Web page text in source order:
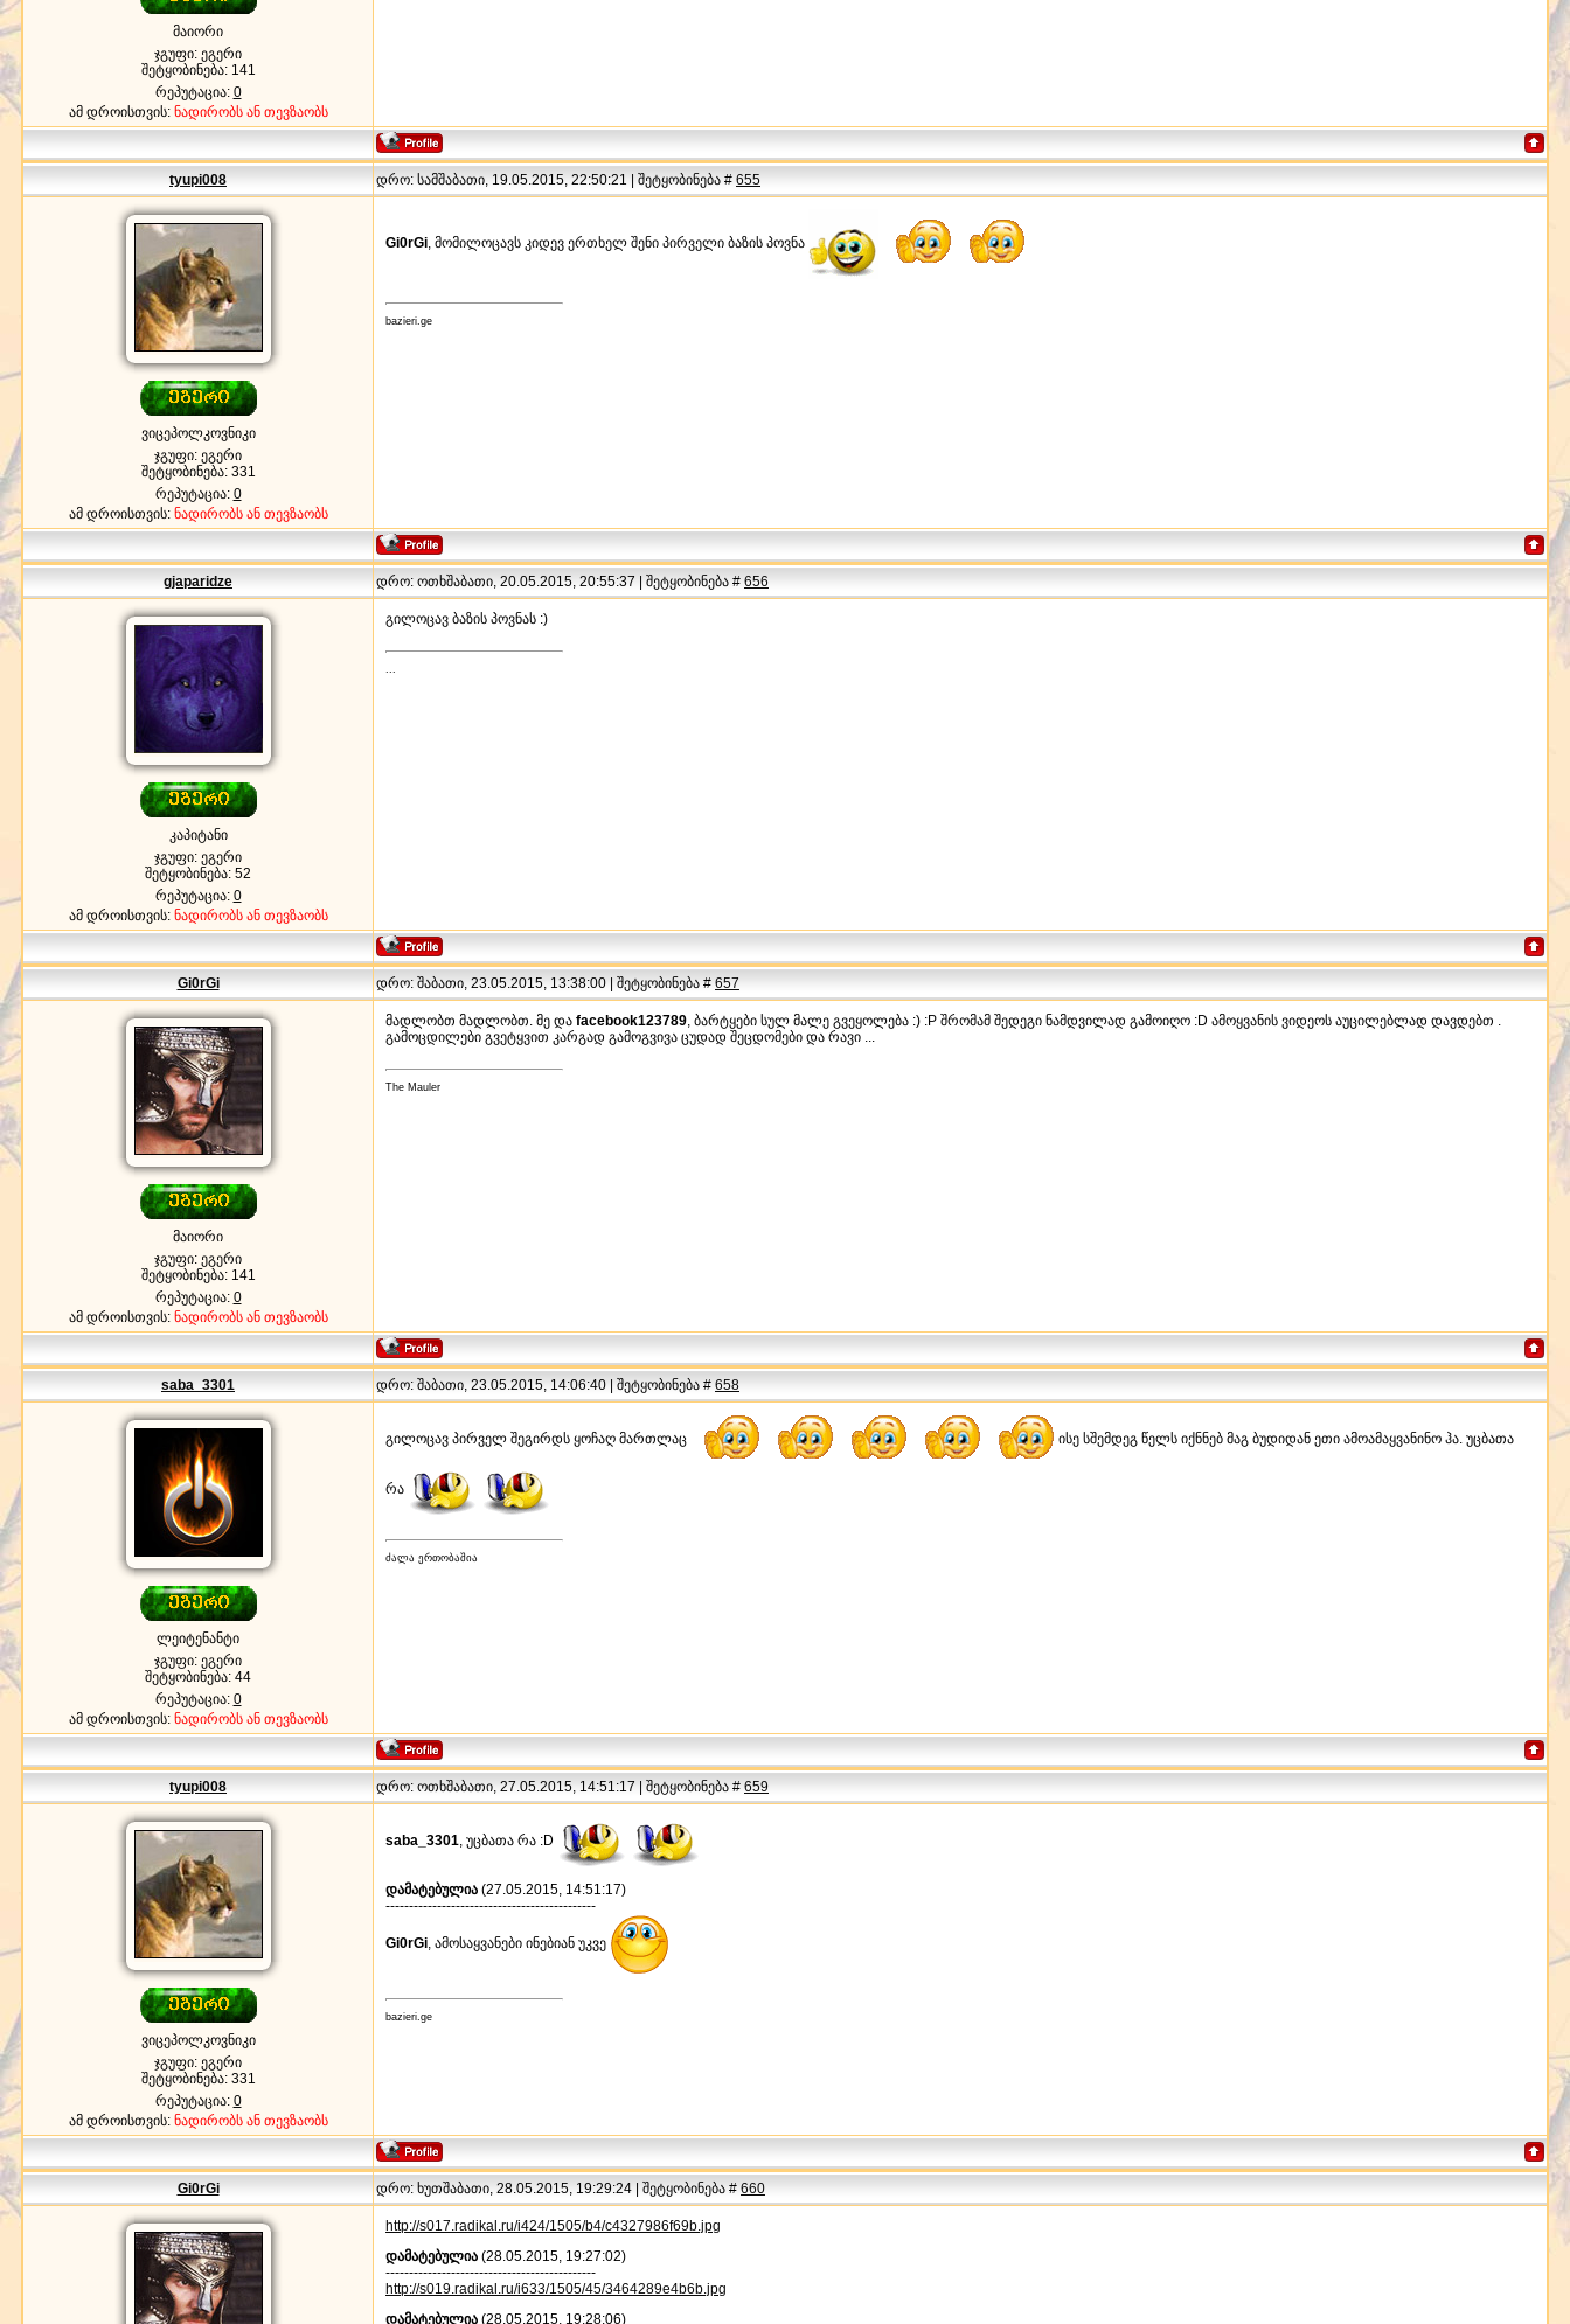
მაიორი
ჯგუფი: ეგერი
შეტყობინება: 141
რეპუტაცია: 0
ამ დროისთვის: ნადირობს ან თევზაობს
tyupi008 დრო: სამშაბათი, 19.05.2015, 22:50:21 | შეტყობინება # 655
ვიცეპოლკოვნიკი
ჯგუფი: ეგერი
შეტყობინება: 331
რეპუტაცია: 0
ამ დროისთვის: ნადირობს ან თევზაობს
Gi0rGi, მომილოცავს კიდევ ერთხელ შენი პირველი ბაზის პოვნა
bazieri.ge
gjaparidze დრო: ოთხშაბათი, 20.05.2015, 20:55:37 | შეტყობინება # 656
კაპიტანი
ჯგუფი: ეგერი
შეტყობინება: 52
რეპუტაცია: 0
ამ დროისთვის: ნადირობს ან თევზაობს
გილოცავ ბაზის პოვნას :)
Gi0rGi დრო: შაბათი, 23.05.2015, 13:38:00 | შეტყობინება # 657
მაიორი
ჯგუფი: ეგერი
შეტყობინება: 141
რეპუტაცია: 0
ამ დროისთვის: ნადირობს ან თევზაობს
მადლობთ მადლობთ. მე და facebook123789, ბარტყები სულ მალე გვეყოლება :) :P შრომამ შედეგი ნამდვილად გამოიღო :D ამოყვანის ვიდეოს აუცილებლად დავდებთ .
გამოცდილები გვეტყვით კარგად გამოგვივა ცუდად შეცდომები და რავი ...
The Mauler
saba_3301 დრო: შაბათი, 23.05.2015, 14:06:40 | შეტყობინება # 658
ლეიტენანტი
ჯგუფი: ეგერი
შეტყობინება: 44
რეპუტაცია: 0
ამ დროისთვის: ნადირობს ან თევზაობს
გილოცავ პირველ შეგირდს ყოჩაღ მართლაც ისე სშემდეგ წელს იქნნებ მაგ ბუდიდან ეთი ამოამაყვანინო ჰა. უცბათა
რა
ძალა ერთობაშია
tyupi008 დრო: ოთხშაბათი, 27.05.2015, 14:51:17 | შეტყობინება # 659
ვიცეპოლკოვნიკი
ჯგუფი: ეგერი
შეტყობინება: 331
რეპუტაცია: 0
ამ დროისთვის: ნადირობს ან თევზაობს
saba_3301, უცბათა რა :D
დამატებულია (27.05.2015, 14:51:17)
---------------------------------------------
Gi0rGi, ამოსაყვანები ინებიან უკვე
bazieri.ge
Gi0rGi დრო: ხუთშაბათი, 28.05.2015, 19:29:24 | შეტყობინება # 660
http://s017.radikal.ru/i424/1505/b4/c4327986f69b.jpg
დამატებულია (28.05.2015, 19:27:02)
---------------------------------------------
http://s019.radikal.ru/i633/1505/45/3464289e4b6b.jpg
დამატებულია (28.05.2015, 19:28:06)